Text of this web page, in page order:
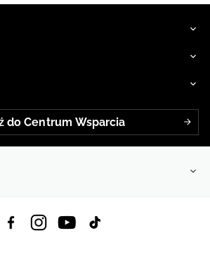
do Centrum Wsparcia